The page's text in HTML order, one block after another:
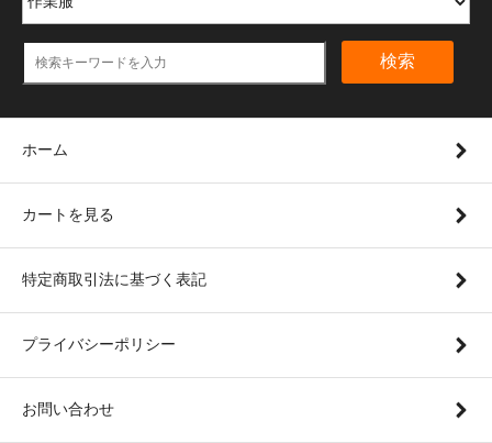
検索
ホーム
カートを見る
特定商取引法に基づく表記
プライバシーポリシー
お問い合わせ